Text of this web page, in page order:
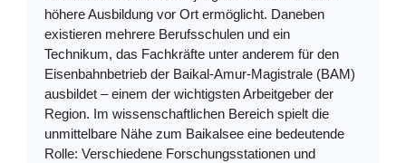
höhere Ausbildung vor Ort ermöglicht. Daneben
existieren mehrere Berufsschulen und ein
Technikum, das Fachkräfte unter anderem für den
Eisenbahnbetrieb der Baikal-Amur-Magistrale (BAM)
ausbildet – einem der wichtigsten Arbeitgeber der
Region. Im wissenschaftlichen Bereich spielt die
unmittelbare Nähe zum Baikalsee eine bedeutende
Rolle: Verschiedene Forschungsstationen und